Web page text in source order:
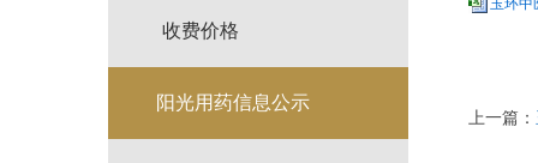
收费价格
阳光用药信息公示
玉环中
上一篇：